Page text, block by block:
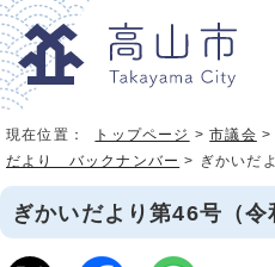
現在位置： トップページ >市議会
だより バックナンバー > ぎかいだ
ぎかいだより第46号（令